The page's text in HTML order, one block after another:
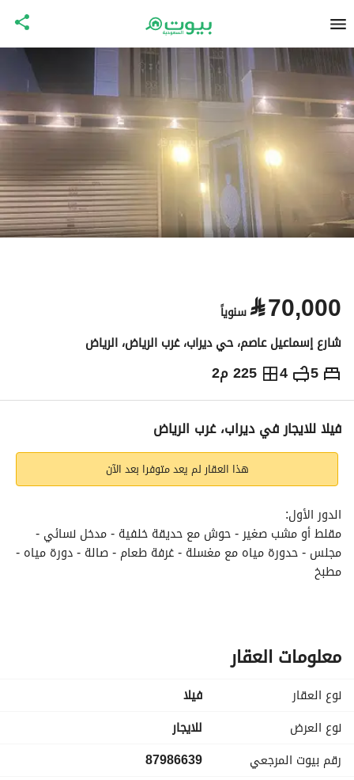
⃁70,000 سنوياً
شارع إسماعيل عاصم، حي ديراب، غرب الرياض، الرياض
5
4 225 م2 ⃁
70,000سنوياً
الإعلان الاماكن القريبة
فيلا للايجار في ديراب، غرب الرياض
هذا العقار لم يعد متوفرا بعد الآن
الدور الأول:
مطبخ
الدور الثالث:
صالة - غرفة شغالة - غرفة غسيل - حمام - سطح
معلومات العقار
نوع العقار
فیلا
نوع العرض
للايجار
رقم بيوت المرجعي
87986639